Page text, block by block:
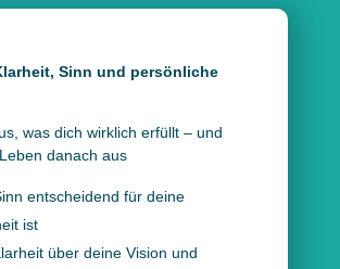
Sinn und persönliche
was dich wirklich erfüllt – und
danach aus
entscheidend für deine
ist
über deine Vision und